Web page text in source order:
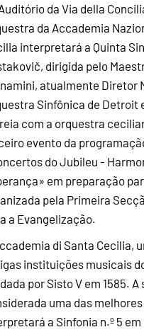
da Via della
da Accademia
interpretará a Quinta
dirigida pelo
atualmente Diretor
Sinfônica de Detroit
com a orquestra
evento da
do Jubileu -
em preparação
pela Primeira
a Evangelização.
di Santa Cecilia,
instituições musicais
por Sisto V em 1585. A
uma das
a Sinfonia n.º 5